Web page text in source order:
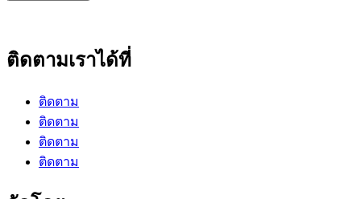
ติดตามเราได้ที่
ติดตาม
ติดตาม
ติดตาม
ติดตาม